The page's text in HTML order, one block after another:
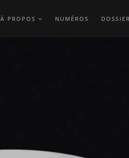
À PROPOS NUMÉROS